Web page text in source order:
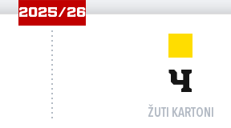
2025/26
4
ŽUTI KARTONI